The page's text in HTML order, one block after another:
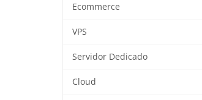
Ecommerce
VPS
Servidor Dedicado
Cloud